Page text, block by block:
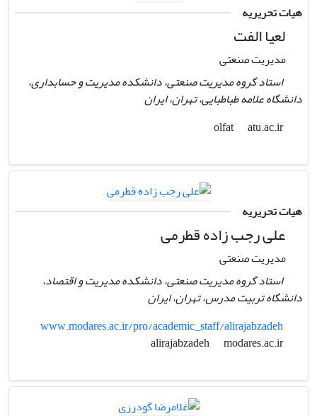
هیات تحریریه
لعیا الفت
مدیریت صنعتی
استاد گروه مدیریت صنعتی، دانشکده مدیریت و حسابداری،
دانشگاه علامه طباطبایی، تهران، ایران
olfat
atu.ac.ir
هیات تحریریه
علی رجب زاده قطرمی
مدیریت صنعتی
استاد گروه مدیریت صنعتی، دانشکده مدیریت و اقتصاد،
دانشگاه تربیت مدرس، تهران، ایران
www.modares.ac.ir/pro/academic_staff/alirajabzadeh
alirajabzadeh
modares.ac.ir